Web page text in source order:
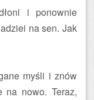
i ponownie
na sen. Jak
myśli i znów
na nowo. Teraz,